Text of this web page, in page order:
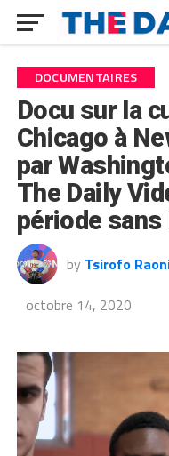
DOCUMENTAIRES
Docu sur la
Chicago à
par
The Daily
période sans
by Tsirofo
octobre 14, 2020